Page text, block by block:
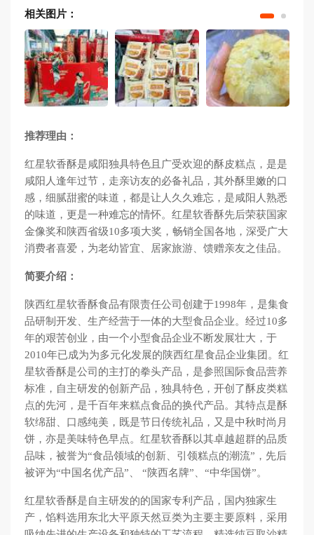
相关图片：
推荐理由：
红星软香酥是咸阳独具特色且广受欢迎的酥皮糕点，是是
咸阳人逢年过节，走亲访友的必备礼品，其外酥里嫩的口
感，细腻甜蜜的味道，都是让人久久难忘，是咸阳人熟悉
的味道，更是一种难忘的情怀。红星软香酥先后荣获国家
金像奖和陕西省级10多项大奖，畅销全国各地，深受广大
消费者喜爱，为老幼皆宜、居家旅游、馈赠亲友之佳品。
简要介绍：
陕西红星软香酥食品有限责任公司创建于1998年，是集食
品研制开发、生产经营于一体的大型食品企业。经过10多
年的艰苦创业，由一个小型食品企业不断发展壮大，于
2010年已成为为多元化发展的陕西红星食品企业集团。红
星软香酥是公司的主打的拳头产品，是参照国际食品营养
标准，自主研发的创新产品，独具特色，开创了酥皮类糕
点的先河，是千百年来糕点食品的换代产品。其特点是酥
软绵甜、口感纯美，既是节日传统礼品，又是中秋时尚月
饼，亦是美味特色早点。红星软香酥以其卓越超群的品质
品味，被誉为“食品领域的创新、引领糕点的潮流”，先后
被评为“中国名优产品”、 “陕西名牌”、“中华国饼”。
红星软香酥是自主研发的的国家专利产品，国内独家生
产，馅料选用东北大平原天然豆类为主要主要原料，采用